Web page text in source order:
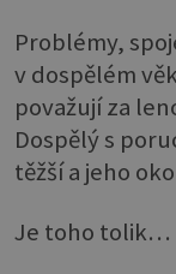
Problémy,
v dospělém
považují za
Dospělý s
těžší a jeho
Je toho tolik…